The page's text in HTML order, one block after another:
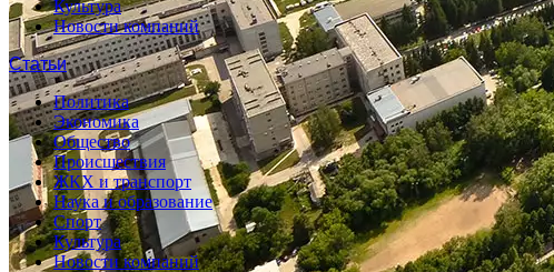
Культура
Новости компаний
Статьи
Политика
Экономика
Общество
Происшествия
ЖКХ и транспорт
Наука и образование
Спорт
Культура
Новости компаний